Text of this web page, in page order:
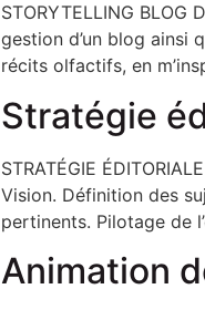
STORYTELLING
gestion d’un blog ainsi
récits olfactifs, en
Stratégie
STRATÉGIE
Vision. Définition des
pertinents. Pilotage de
Animation